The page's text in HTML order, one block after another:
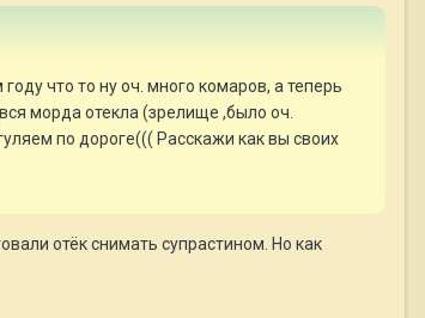
что то ну оч. много комаров, а теперь
морда отекла (зрелище ,было оч.
по дороге((( Расскажи как вы своих
отёк снимать супрастином. Но как